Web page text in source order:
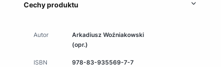
Cechy produktu
Autor
Arkadiusz Woźniakowski
(opr.)
ISBN 978-83-935569-7-7